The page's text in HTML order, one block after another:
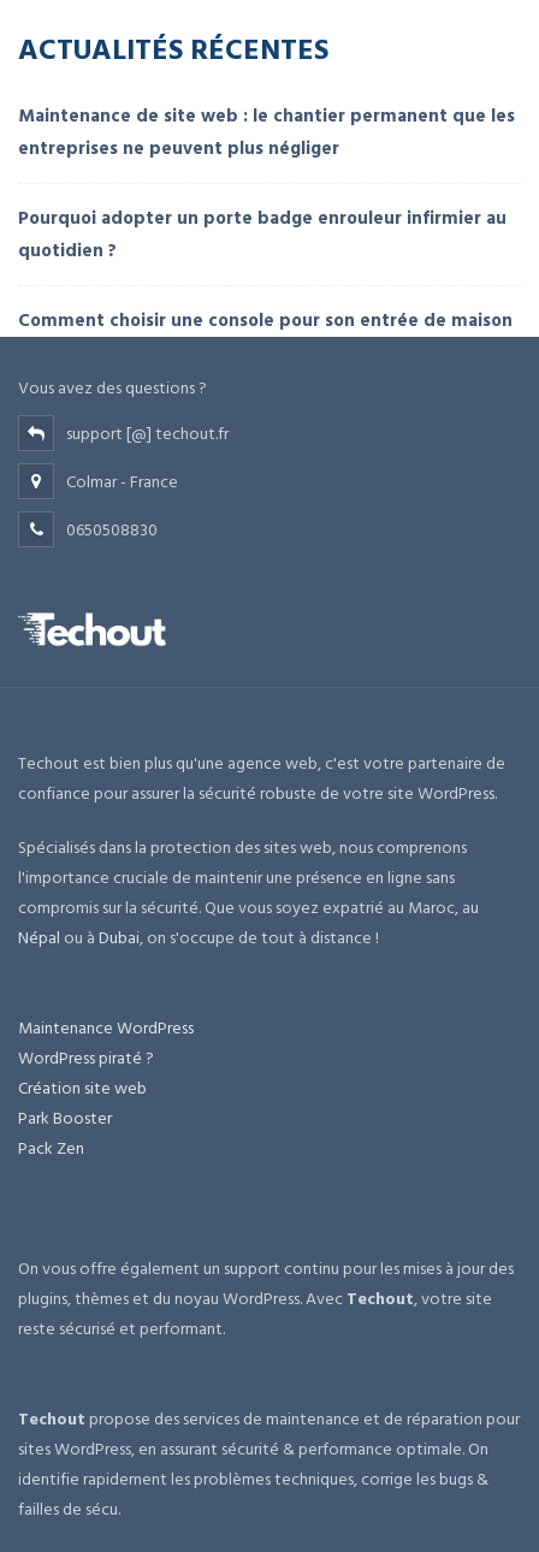
ACTUALITÉS RÉCENTES
Maintenance de site web : le chantier permanent que les
entreprises ne peuvent plus négliger
Pourquoi adopter un porte badge enrouleur infirmier au
quotidien ?
Comment choisir une console pour son entrée de maison
Vous avez des questions ?
support [@] techout.fr
Colmar - France
0650508830
Techout est bien plus qu'une agence web, c'est votre partenaire de
confiance pour assurer la sécurité robuste de votre site WordPress.
Spécialisés dans la protection des sites web, nous comprenons
l'importance cruciale de maintenir une présence en ligne sans
compromis sur la sécurité. Que vous soyez expatrié au Maroc, au
Népal ou àDubai, on s'occupe de tout à distance !
Maintenance WordPress
WordPress piraté ?
Création site web
Park Booster
Pack Zen
On vous offre également un support continu pour les mises à jour des
plugins, thèmes et du noyau WordPress. AvecTechout, votre site
reste sécurisé et performant.
Techout propose des services de maintenance et de réparation pour
sites WordPress, en assurant sécurité & performance optimale. On
identifie rapidement les problèmes techniques, corrige les bugs &
failles de sécu.